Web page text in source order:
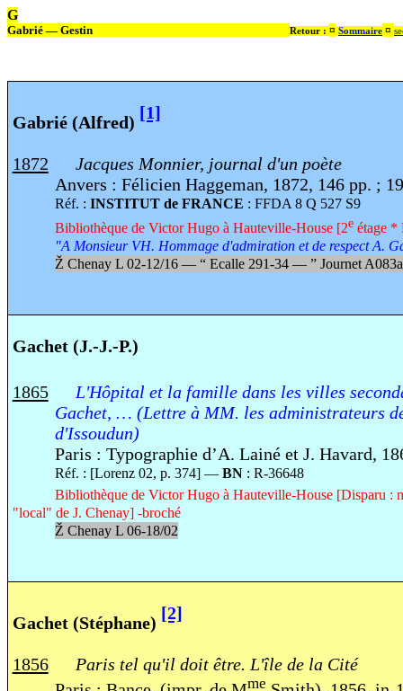
G
Gabrié — Gestin Retour : ¤ Sommaire ¤
Gabrié (Alfred) [1]
1872
Jacques Monnier, journal d'un poète
Anvers : Félicien Haggeman, 1872, 146 pp. ;
Réf. : INSTITUT de FRANCE : FFDA 8 Q 527 S9
Bibliothèque de Victor Hugo à Hauteville-House [2eétage *
"A Monsieur VH. Hommage d'admiration et de respect A.
Ž Chenay L 02-12/16 — “Ecalle 291-34 — ”Journet A083a
Gachet (J.-J.-P.)
1865
L'Hôpital et la famille dans les villes
Gachet, … (Lettre à MM. les administrateurs
d'Issoudun)
Paris : Typographie d’A. Lainé et J. Havard,
Réf. : [Lorenz 02, p. 374] — BN: R-36648
Bibliothèque de Victor Hugo à Hauteville-House [Disparu :
"local" de J. Chenay] -broché
Ž Chenay L 06-18/02
Gachet (Stéphane) [2]
1856
Paris tel qu'il doit être. L'île de la Cité
me